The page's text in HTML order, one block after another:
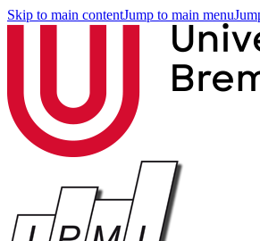
Skip to main contentJump to main menu